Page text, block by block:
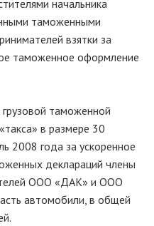
начальника
таможенными
взятки за
таможенное оформление
таможенной
в размере 30
2008 года за ускоренное
деклараций члены
ООО «ДАК» и ООО
автомобили, в общей